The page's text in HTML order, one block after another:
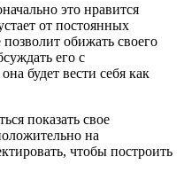
это нравится
от постоянных
обижать своего
его с
будет вести себя как
показать свое
на
чтобы построить